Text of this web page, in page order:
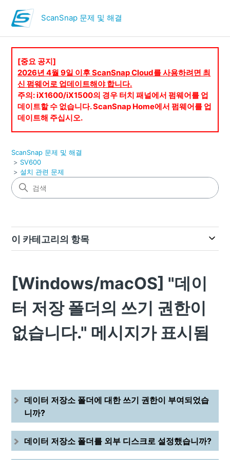
ScanSnap 문제 및 해결
[중요 공지]
2026년 4월 9일 이후 ScanSnap Cloud를 사용하려면 최
신 펌웨어로 업데이트해야 합니다.
주의: iX1600/iX1500의 경우 터치 패널에서 펌웨어를 업
데이트할 수 없습니다. ScanSnap Home에서 펌웨어를 업
데이트해 주십시오.
ScanSnap 문제 및 해결
SV600
설치 관련 문제
이 카테고리의 항목
[Windows/macOS] "데이
터 저장 폴더의 쓰기 권한이
없습니다." 메시지가 표시됨
데이터 저장소 폴더에 대한 쓰기 권한이 부여되었습
니까?
데이터 저장소 폴더를 외부 디스크로 설정했습니까?